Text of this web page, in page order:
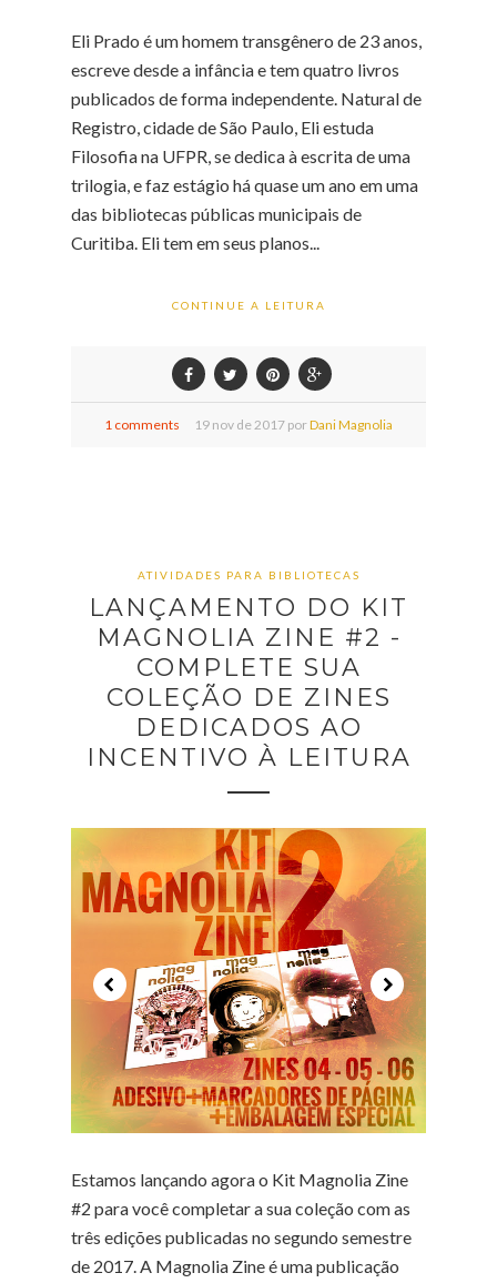
Eli Prado é um homem transgênero de 23 anos,
escreve desde a infância e tem quatro livros
publicados de forma independente. Natural de
Registro, cidade de São Paulo, Eli estuda
Filosofia na UFPR, se dedica à escrita de uma
trilogia, e faz estágio há quase um ano em uma
das bibliotecas públicas municipais de
Curitiba. Eli tem em seus planos...
CONTINUE A LEITURA
1 comments 19 nov de2017 porDani Magnolia
ATIVIDADES PARA BIBLIOTECAS
LANÇAMENTO DO KIT
MAGNOLIA ZINE #2 -
COMPLETE SUA
COLEÇÃO DE ZINES
DEDICADOS AO
INCENTIVO À LEITURA
Estamos lançando agora o Kit Magnolia Zine
#2 para você completar a sua coleção com as
três edições publicadas no segundo semestre
de 2017. A Magnolia Zine é uma publicação